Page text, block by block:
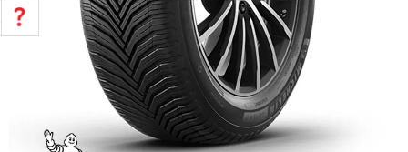
POMOĆ PRI KUPOVINI
Za više informacija, pomoć i
porudžbine
011 4427900